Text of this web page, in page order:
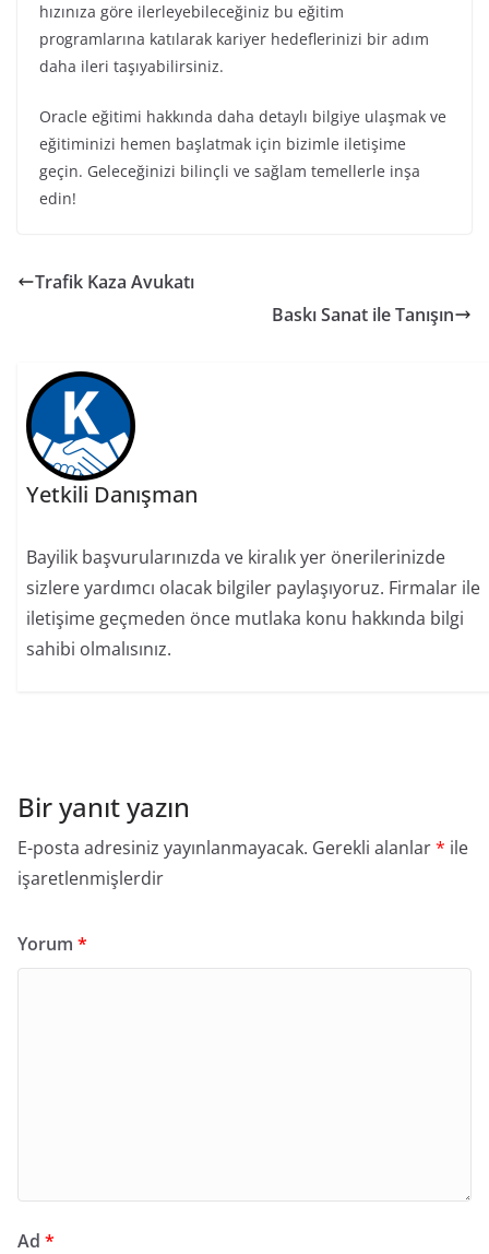
hızınıza göre ilerleyebileceğiniz bu eğitim
programlarına katılarak kariyer hedeflerinizi bir adım
daha ileri taşıyabilirsiniz.
Oracle eğitimi hakkında daha detaylı bilgiye ulaşmak ve
eğitiminizi hemen başlatmak için bizimle iletişime
geçin. Geleceğinizi bilinçli ve sağlam temellerle inşa
edin!
Trafik Kaza Avukatı
Baskı Sanat ile Tanışın
Yetkili Danışman
Bayilik başvurularınızda ve kiralık yer önerilerinizde
sizlere yardımcı olacak bilgiler paylaşıyoruz. Firmalar ile
iletişime geçmeden önce mutlaka konu hakkında bilgi
sahibi olmalısınız.
Bir yanıt yazın
E-posta adresiniz yayınlanmayacak. Gerekli alanlar* ile
işaretlenmişlerdir
Yorum *
Ad *